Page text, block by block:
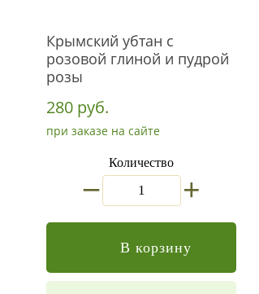
Крымский убтан с
розовой глиной и пудрой
розы
280 руб.
при заказе на сайте
Количество
+
В корзину